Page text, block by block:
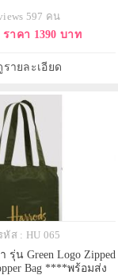
597 คน
ราคา 1390 บาท
รายละเอียด
หัส : HU 065
รุ่น Green Logo Zipped
Bag ****พร้อมส่ง